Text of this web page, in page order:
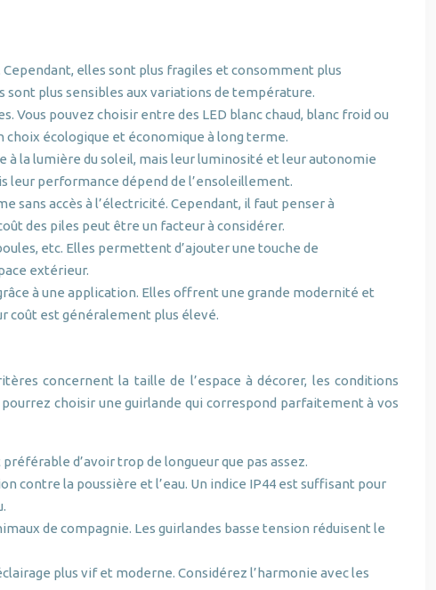
elles sont plus fragiles et consomment plus
sont plus sensibles aux variations de température.
Vous pouvez choisir entre des LED blanc chaud, blanc froid ou
choix écologique et économique à long terme.
à la lumière du soleil, mais leur luminosité et leur autonomie
leur performance dépend de l’ensoleillement.
accès à l’électricité. Cependant, il faut penser à
des piles peut être un facteur à considérer.
etc. Elles permettent d’ajouter une touche de
extérieur.
à une application. Elles offrent une grande modernité et
coût est généralement plus élevé.
concernent la taille de l’espace à décorer, les conditions
choisir une guirlande qui correspond parfaitement à vos
d’avoir trop de longueur que pas assez.
contre la poussière et l’eau. Un indice IP44 est suffisant pour
de compagnie. Les guirlandes basse tension réduisent le
plus vif et moderne. Considérez l’harmonie avec les